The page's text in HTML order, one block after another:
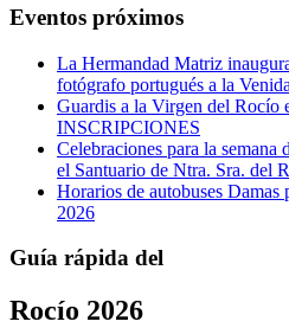
Eventos próximos
La Hermandad Matriz
fotógrafo portugués a la
Guardis a la Virgen del Rocío
INSCRIPCIONES
Celebraciones para la semana
el Santuario de Ntra. Sra. del
Horarios de autobuses Damas
2026
Guía rápida del
Rocío 2026